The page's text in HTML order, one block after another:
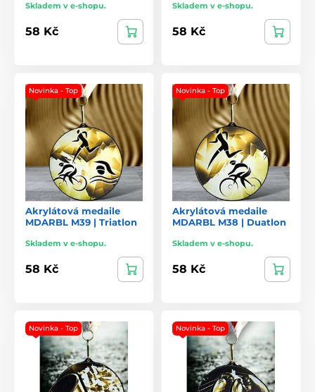
Skladem v e-shopu.
58 Kč
Skladem v e-shopu.
58 Kč
Novinka - Top
Akrylátová medaile
MDARBL M39 | Triatlon
Skladem v e-shopu.
58 Kč
Novinka - Top
Akrylátová medaile
MDARBL M38 | Duatlon
Skladem v e-shopu.
58 Kč
Novinka - Top Novinka - Top